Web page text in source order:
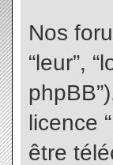
Nos
“leur”,
licence “
être